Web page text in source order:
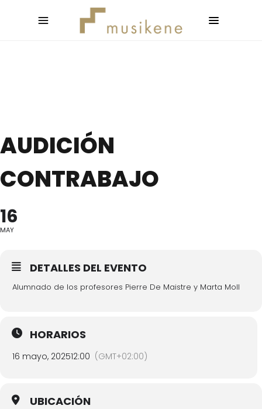
AUDICIÓN
CONTRABAJO
16
MAY
DETALLES DEL EVENTO
Alumnado de los profesores Pierre De Maistre y Marta Moll
HORARIOS
16 mayo, 202512:00 (GMT+02:00)
UBICACIÓN